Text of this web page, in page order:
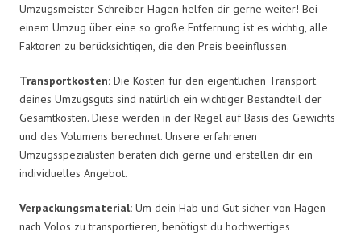
Umzugsmeister Schreiber Hagen helfen dir gerne weiter! Bei
einem Umzug über eine so große Entfernung ist es wichtig, alle
Faktoren zu berücksichtigen, die den Preis beeinflussen.
Transportkosten: Die Kosten für den eigentlichen Transport
deines Umzugsguts sind natürlich ein wichtiger Bestandteil der
Gesamtkosten. Diese werden in der Regel auf Basis des Gewichts
und des Volumens berechnet. Unsere erfahrenen
Umzugsspezialisten beraten dich gerne und erstellen dir ein
individuelles Angebot.
Verpackungsmaterial: Um dein Hab und Gut sicher von Hagen
nach Volos zu transportieren, benötigst du hochwertiges